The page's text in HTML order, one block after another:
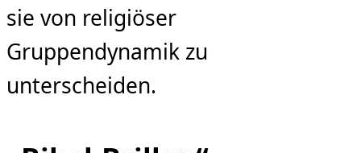
sie von religiöser
Gruppendynamik zu
unterscheiden.